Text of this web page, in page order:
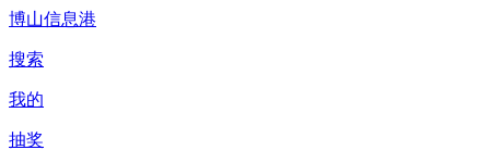
博山信息港
搜索
我的
抽奖